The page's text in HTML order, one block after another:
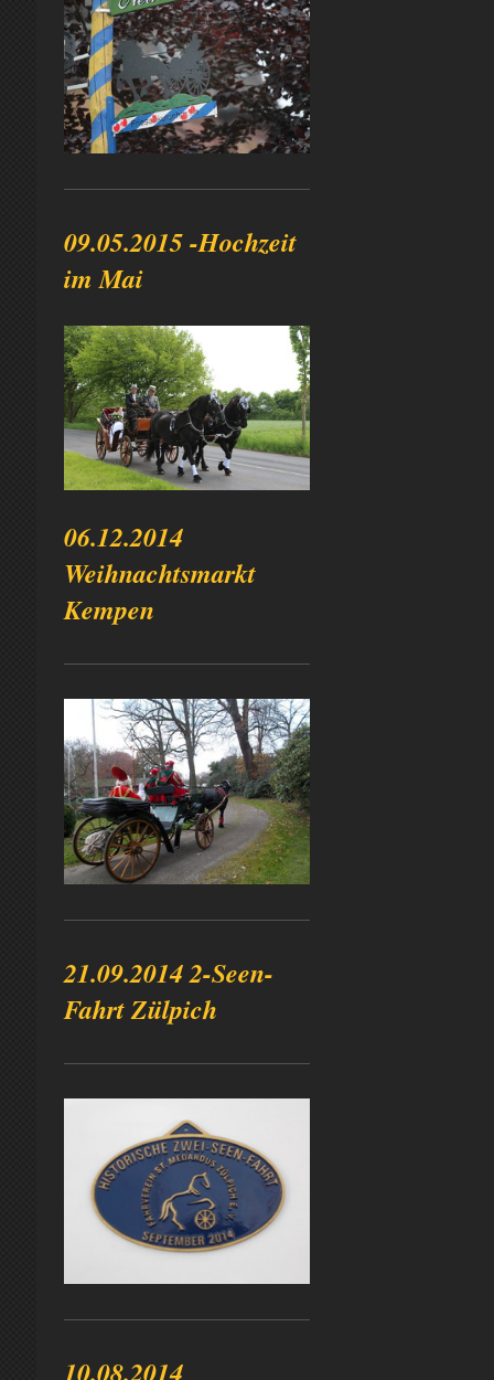
09.05.2015 -Hochzeit
im Mai
06.12.2014
Weihnachtsmarkt
Kempen
21.09.2014 2-Seen-
Fahrt Zülpich
10.08.2014